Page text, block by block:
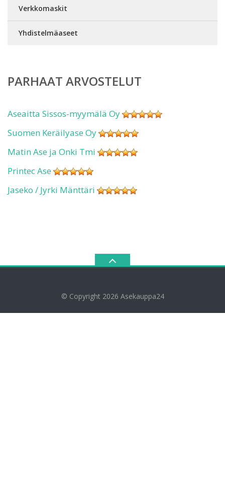
Verkkomaskit
Yhdistelmäaseet
PARHAAT ARVOSTELUT
Aseaitta Sissos-myymälä Oy
Suomen Keräilyase Oy
Matin Ase ja Onki Tmi
Printec Ase
Jaseko / Jyrki Mänttäri
© Copyright 2026 Asekauppa24